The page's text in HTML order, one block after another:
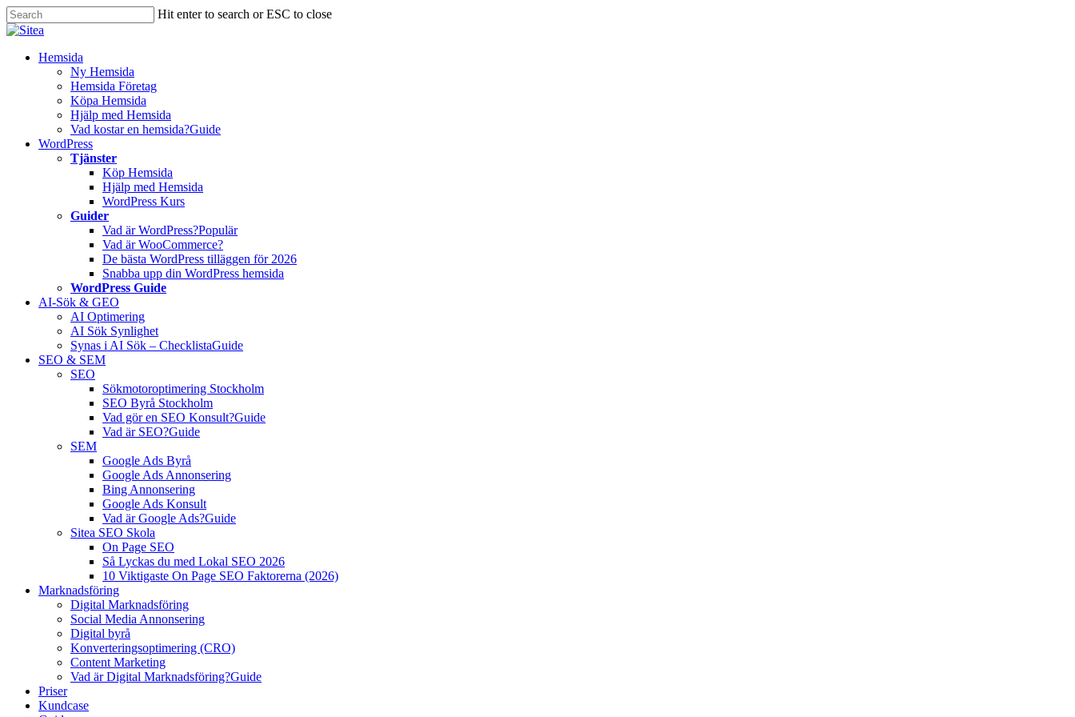
Skip
to
content
Hit enter to search or ESC to close
Close
InnehållHemsida
Ny Hemsida
Hemsida Företag
Köpa Hemsida
Hjälp med Hemsida
Vad kostar en hemsida?Guide
WordPress
Tjänster
Köp Hemsida
Hjälp med Hemsida
WordPress Kurs
Guider
Vad är WordPress?Populär
Vad är WooCommerce?
De bästa WordPress tilläggen för 2026
Snabba upp din WordPress hemsida
WordPress Guide
AI-Sök & GEO
AI Optimering
AI Sök Synlighet
Synas i AI Sök – ChecklistaGuide
SEO & SEM
SEO
Sökmotoroptimering Stockholm
SEO Byrå Stockholm
Vad gör en SEO Konsult?Guide
Vad är SEO?Guide
SEM
Google Ads Byrå
Google Ads Annonsering
Bing Annonsering
Google Ads Konsult
Vad är Google Ads?Guide
Sitea SEO Skola
On Page SEO
Så Lyckas du med Lokal SEO 2026
10 Viktigaste On Page SEO Faktorerna (2026)
Marknadsföring
Digital Marknadsföring
Social Media Annonsering
Digital byrå
Konverteringsoptimering (CRO)
Content Marketing
Vad är Digital Marknadsföring?Guide
Priser
Kundcase